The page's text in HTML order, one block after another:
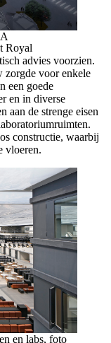
Royal
advies voorzien.
zorgde voor enkele
een goede
en in diverse
aan de strenge eisen
constructie, waarbij
vloeren.
en labs, foto